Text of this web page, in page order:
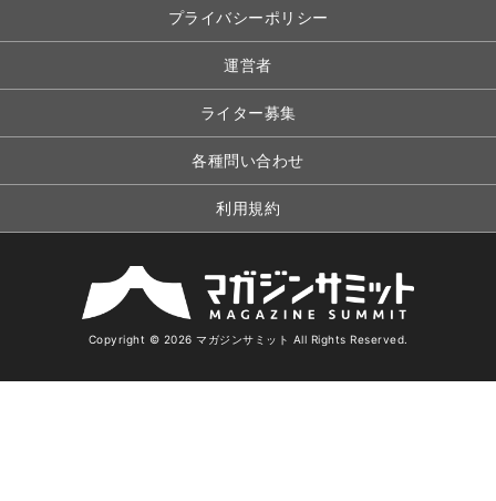
プライバシーポリシー
運営者
ライター募集
各種問い合わせ
利用規約
Copyright © 2026 マガジンサミット All Rights Reserved.